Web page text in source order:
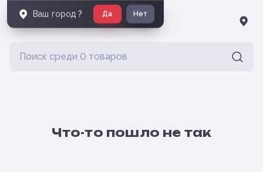
Что-то пошло не так
Ваш город ? Да Нет